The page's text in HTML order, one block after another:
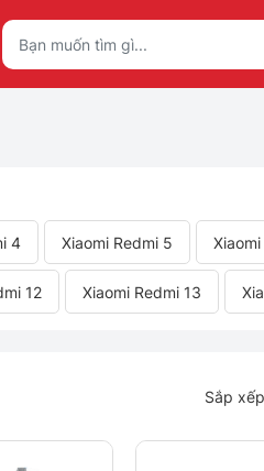
4 Xiaomi Redmi 5
12 Xiaomi Redmi 13
Sắp